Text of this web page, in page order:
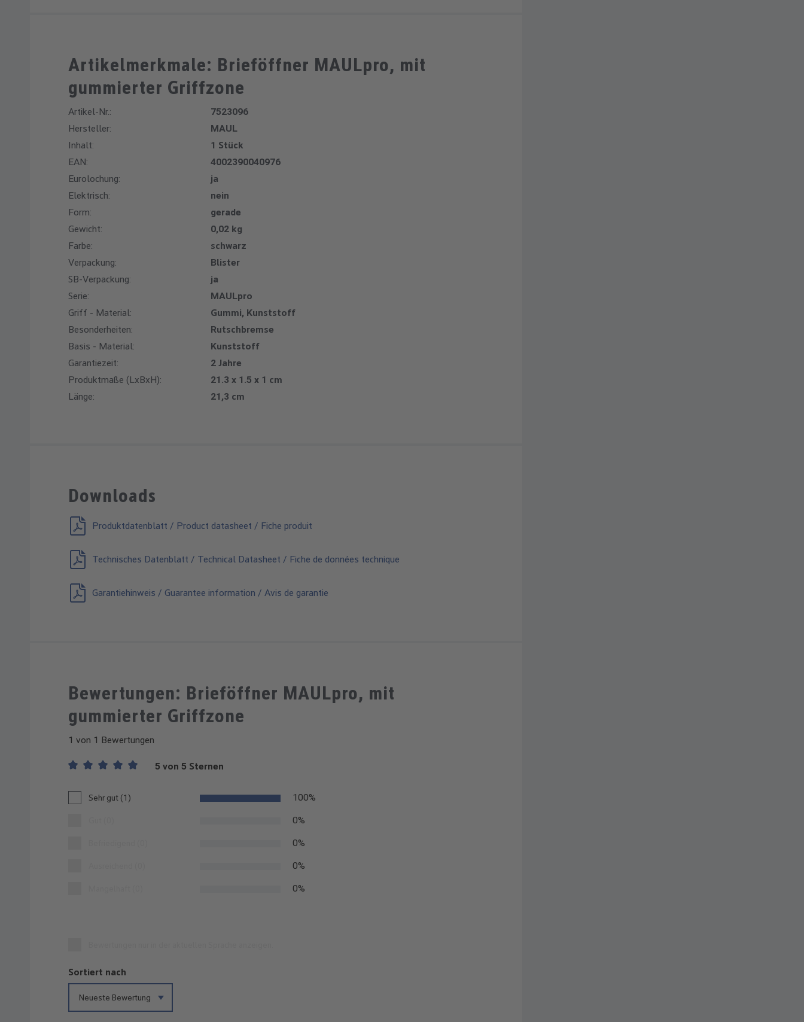
Artikelmerkmale: Brieföffner MAULpro, mit
gummierter Griffzone
Artikel-Nr.:
7523096
Hersteller:
MAUL
Inhalt:
1 Stück
EAN:
4002390040976
Eurolochung:
ja
Elektrisch:
nein
Form:
gerade
Gewicht:
0,02 kg
Farbe:
schwarz
Verpackung:
Blister
SB-Verpackung:
ja
Serie:
MAULpro
Griff - Material:
Gummi, Kunststoff
Besonderheiten:
Rutschbremse
Basis - Material:
Kunststoff
Garantiezeit:
2 Jahre
Produktmaße (LxBxH):
21.3 x 1.5 x 1 cm
Länge:
21,3 cm
Downloads
Produktdatenblatt / Product datasheet / Fiche produit
Technisches Datenblatt / Technical Datasheet / Fiche de données technique
Garantiehinweis / Guarantee information / Avis de garantie
Bewertungen: Brieföffner MAULpro, mit
gummierter Griffzone
1 von 1 Bewertungen
5 von 5 Sternen
Sehr gut (1) 100%
0%
0%
0%
0%
Sortiert nach